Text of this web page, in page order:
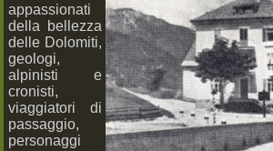
appassionati
della bellezza
delle Dolomiti,
geologi,
alpinisti e
cronisti,
viaggiatori di
passaggio,
personaggi